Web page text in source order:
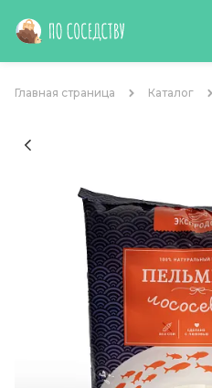
Главная страница Каталог